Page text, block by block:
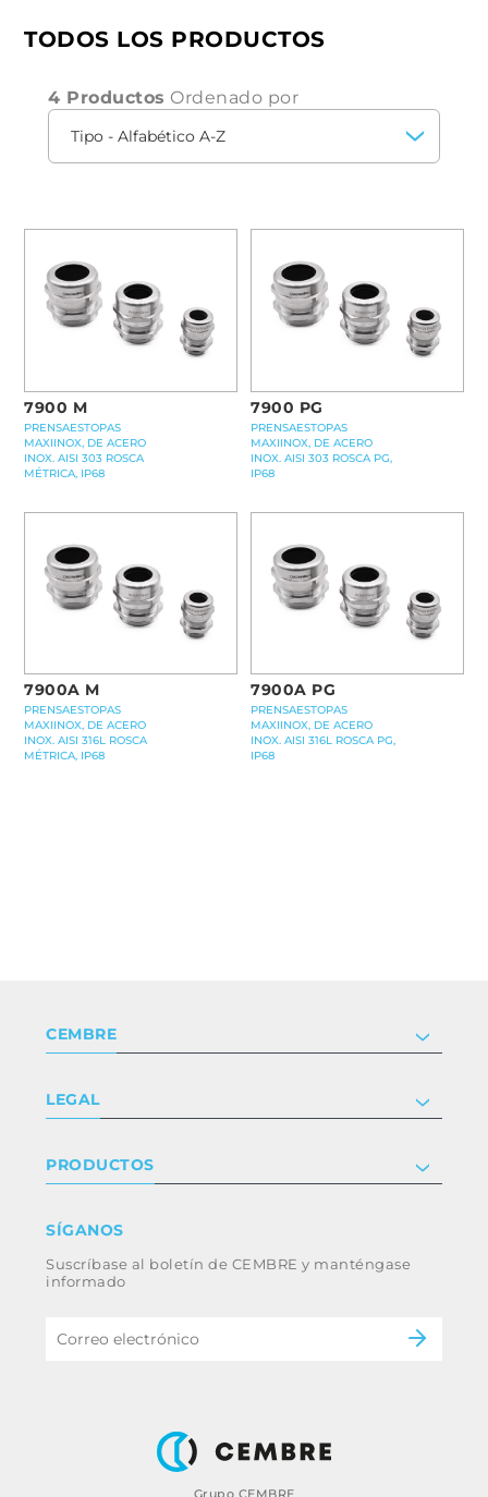
instalaciones críticas, en las que es esencial
evitar las deformaciones de los cables y
Gracias a estas características,los prensaestopas
de acero inoxidable Inox
son la solución más
eficaz para garantizar la fiabilidad y durabilidad en
TODOS LOS PRODUCTOS
4 Productos Ordenado por
7900 M
PRENSAESTOPAS
MAXIINOX, DE ACERO
INOX. AISI 303 ROSCA
MÉTRICA, IP68
7900 PG
PRENSAESTOPAS
MAXIINOX, DE ACERO
INOX. AISI 303 ROSCA PG,
IP68
7900A M
PRENSAESTOPAS
MAXIINOX, DE ACERO
INOX. AISI 316L ROSCA
MÉTRICA, IP68
7900A PG
PRENSAESTOPAS
MAXIINOX, DE ACERO
INOX. AISI 316L ROSCA PG,
IP68
Grupo CEMBRE
CEMBRE
Certificaciones
Trabaja con nosotros
LEGAL
Términos y condiciones
Whistleblowing
Código ético y política anticorrupción del
grupo
PRODUCTOS
Industria
Energía
B2B Disclaimer
SÍGANOS
Suscríbase al boletín de CEMBRE y manténgase
informado